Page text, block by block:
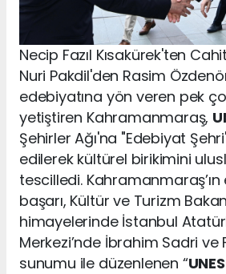
Necip Fazıl Kısakürek'ten
Nuri Pakdil'den Rasim
edebiyatına yön veren pek
yetiştiren Kahramanmaraş,
Şehirler Ağı'na "Edebiyat
edilerek kültürel birikimini
tescilledi.
başarı, Kültür ve Turizm
himayelerinde İstanbul
Merkezi’nde İbrahim Sadri ve
sunumu ile düzenlenen “